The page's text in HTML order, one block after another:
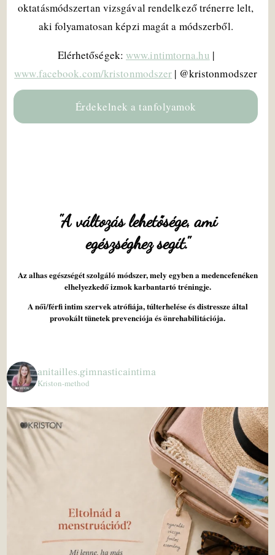
oktatásmódszertan vizsgával rendelkező trénerre lelt,
aki folyamatosan képzi magát a módszerből.
Elérhetőségek: www.intimtorna.hu |
www.facebook.com/kristonmodszer | @kristonmodszer
Érdekelnek a tanfolyamok
"A változás lehetősége, ami
egészséghez segít."
Az alhas egészségét szolgáló módszer, mely egyben a medencefenéken
elhelyezkedő izmok karbantartó tréningje.
A női/férfi intim szervek atrófiája, túlterhelése és distressze által
provokált tünetek prevenciója és önrehabilitációja.
anitailles.gimnasticaintima
Kriston-method